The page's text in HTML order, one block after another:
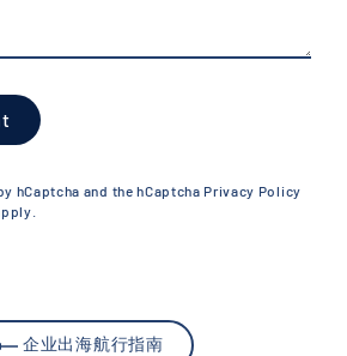
hCaptcha and the hCaptcha Privacy Policy
企业出海航行指南